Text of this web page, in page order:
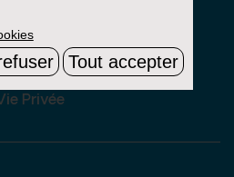
Légales
Bel
Privée
Tout accepter